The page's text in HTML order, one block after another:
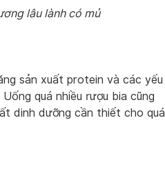
lâu lành có mủ
sản xuất protein và các yếu
quá nhiều rượu bia cũng
dinh dưỡng cần thiết cho quá